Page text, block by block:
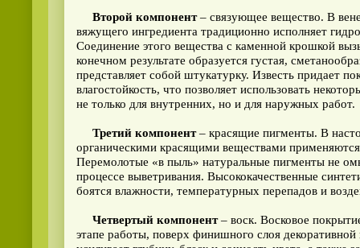
Второй компонент– связующее вещество. В
вяжущего ингредиента традиционно исполняет
Соединение этого вещества с каменной крошкой
конечном результате образуется густая,
представляет собой штукатурку. Известь придает
влагостойкость, что позволяет использовать
не только для внутренних, но и для наружных работ.
Третий компонент– красящие пигменты. В
органическими красящими веществами применяются
Перемолотые «в пыль» натуральные пигменты не
процессе выветривания. Высококачественные
боятся влажности, температурных перепадов и
Четвертый компонент– воск. Восковое
этапе работы, поверх финишного слоя